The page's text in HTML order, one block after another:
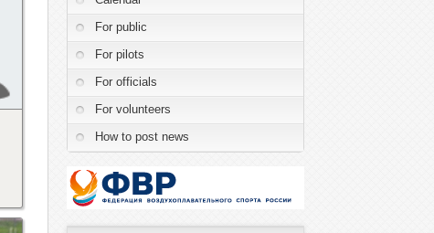
For public
For pilots
For officials
For volunteers
How to post news